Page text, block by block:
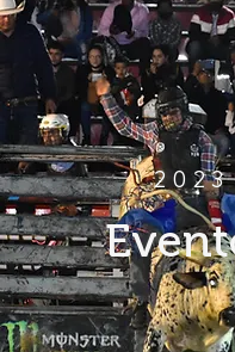
2023